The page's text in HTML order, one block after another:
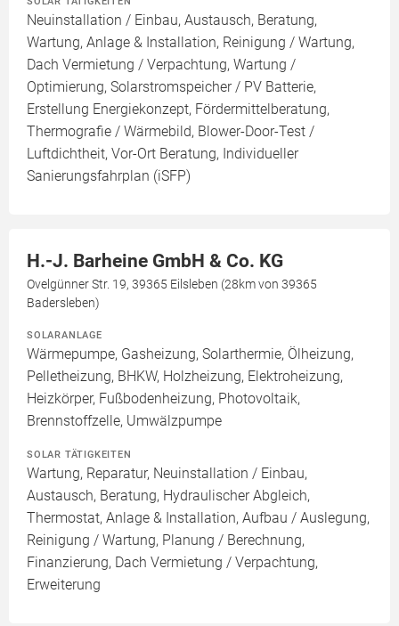
Neuinstallation / Einbau, Austausch, Beratung,
Wartung, Anlage & Installation, Reinigung / Wartung,
Dach Vermietung / Verpachtung, Wartung /
Optimierung, Solarstromspeicher / PV Batterie,
Erstellung Energiekonzept, Fördermittelberatung,
Thermografie / Wärmebild, Blower-Door-Test /
Luftdichtheit, Vor-Ort Beratung, Individueller
Sanierungsfahrplan (iSFP)
H.-J. Barheine GmbH & Co. KG
Ovelgünner Str. 19, 39365 Eilsleben (28km von 39365
Badersleben)
SOLARANLAGE
Wärmepumpe, Gasheizung, Solarthermie, Ölheizung,
Pelletheizung, BHKW, Holzheizung, Elektroheizung,
Heizkörper, Fußbodenheizung, Photovoltaik,
Brennstoffzelle, Umwälzpumpe
SOLAR TÄTIGKEITEN
Wartung, Reparatur, Neuinstallation / Einbau,
Austausch, Beratung, Hydraulischer Abgleich,
Thermostat, Anlage & Installation, Aufbau / Auslegung,
Reinigung / Wartung, Planung / Berechnung,
Finanzierung, Dach Vermietung / Verpachtung,
Erweiterung